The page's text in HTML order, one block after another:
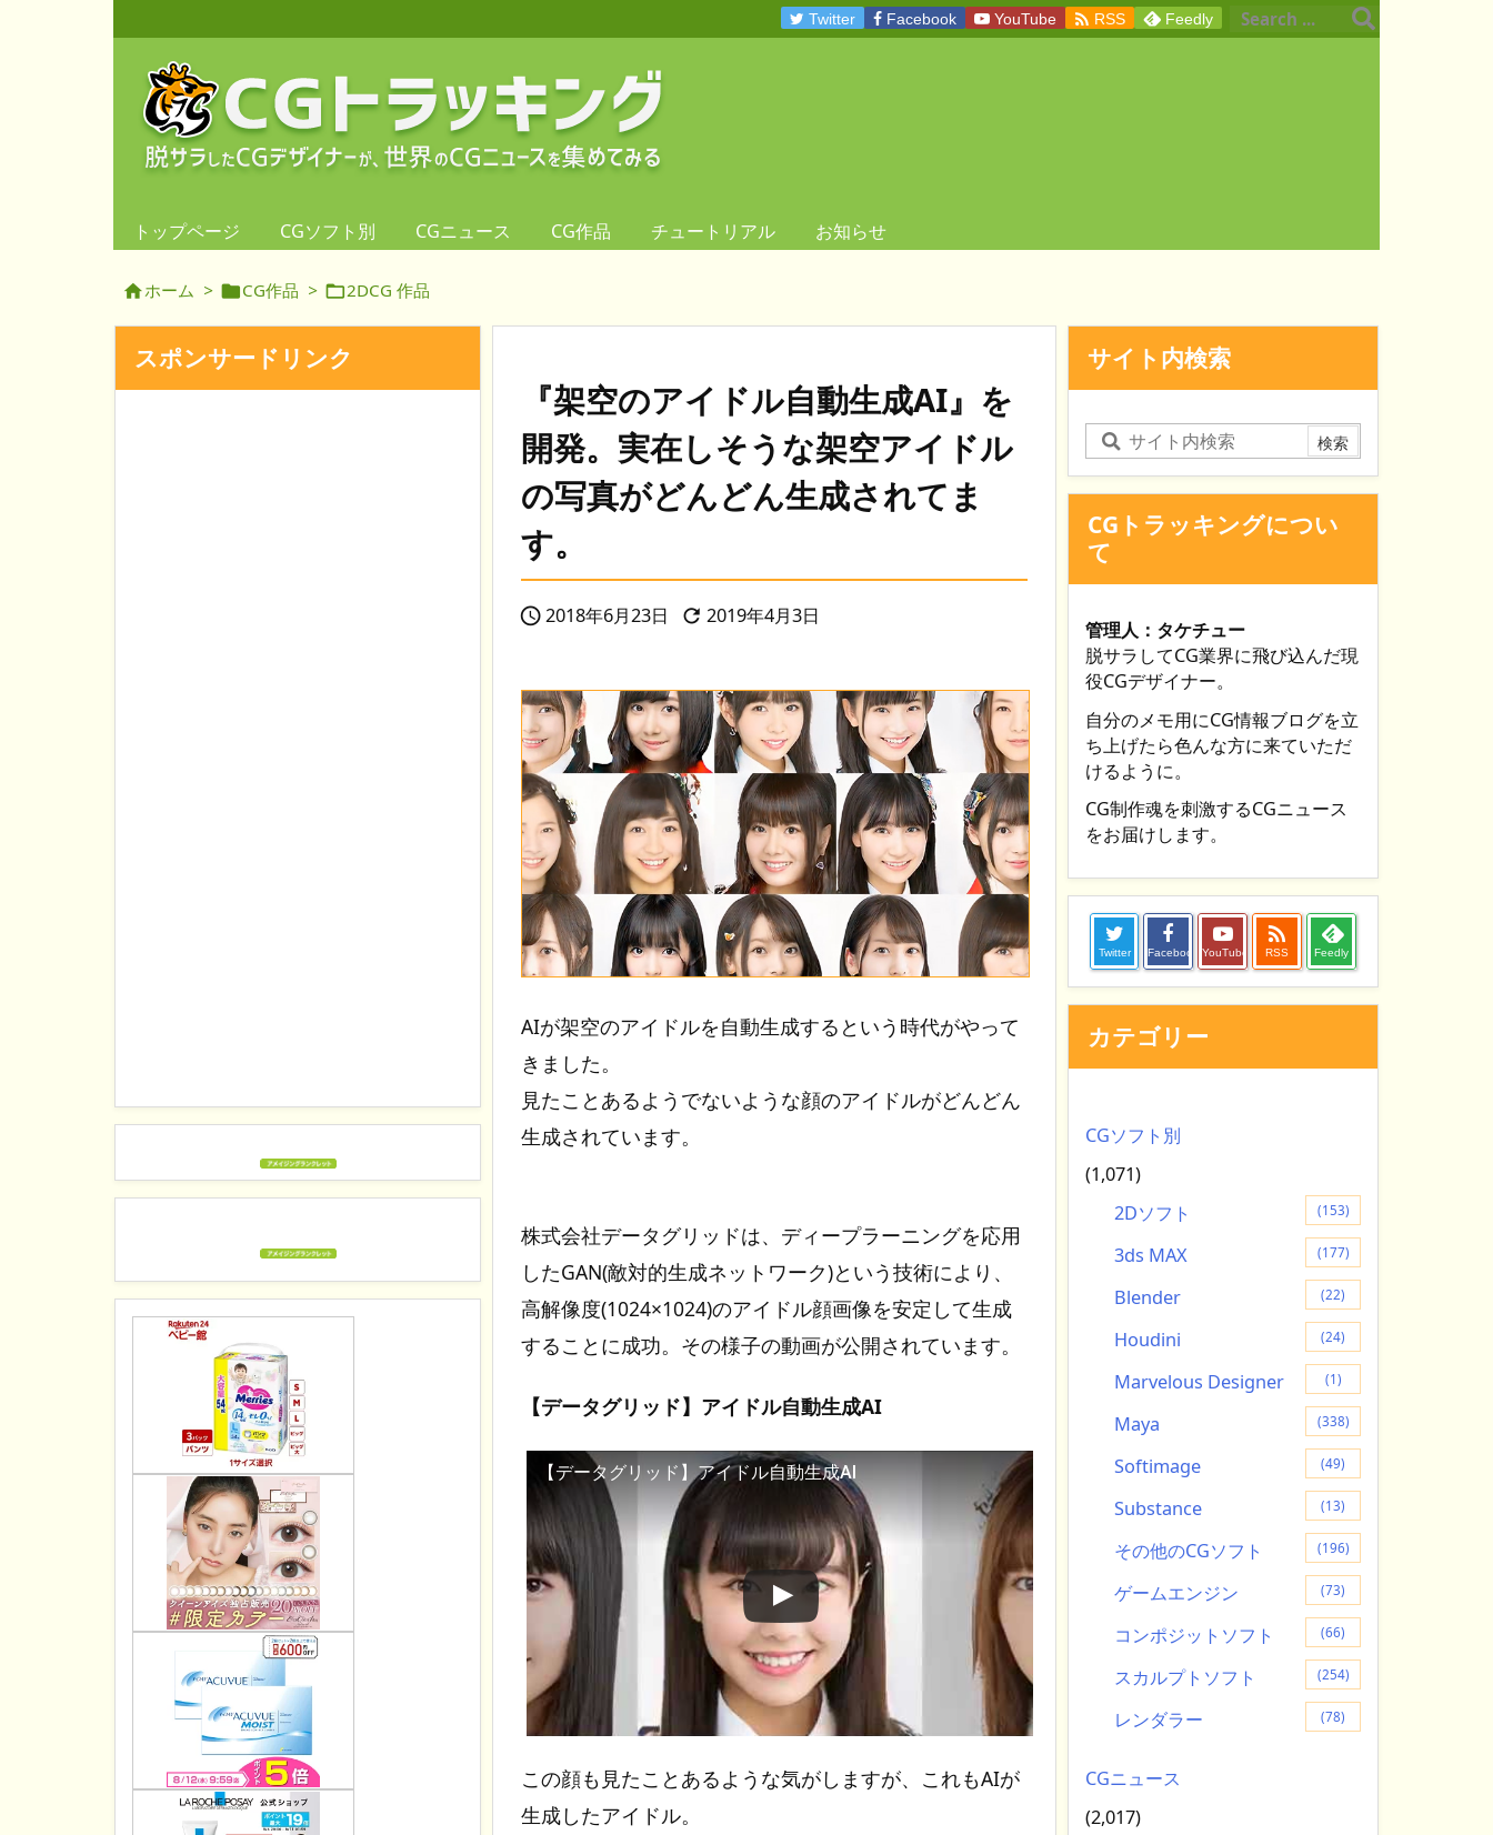
トップページ CGソフト別 CGニュース CG作品 チュートリアル お知らせ
Twitter Facebook YouTube  RSS Feedly
ホーム > CG作品 > 2DCG 作品
『架空のアイドル自動生成AI』を
開発。実在しそうな架空アイドル
の写真がどんどん生成されてま
す。
2018年6月23日  2019年4月3日
AIが架空のアイドルを自動生成するという時代がやって
きました。
見たことあるようでないような顔のアイドルがどんどん
生成されています。
株式会社データグリッドは、ディープラーニングを応用
したGAN(敵対的生成ネットワーク)という技術により、
高解像度(1024×1024)のアイドル顔画像を安定して生成
することに成功。その様子の動画が公開されています。
【データグリッド】アイドル自動生成AI
【データグリッド】アイドル自動生成AI
この動画を YouTube で視聴
この顔も見たことあるような気がしますが、これもAIが
生成したアイドル。
スポンサードリンク サイト内検索
CGトラッキングについ
て
管理人：タケチュー
脱サラしてCG業界に飛び込んだ現
役CGデザイナー。
自分のメモ用にCG情報ブログを立
ち上げたら色んな方に来ていただ
けるように。
CG制作魂を刺激するCGニュース
をお届けします。
Twitter Facebook YouTube

RSS Feedly
カテゴリー
CGソフト別
(1,071)
2Dソフト
(153)
3ds MAX (177)
Blender (22)
Houdini (24)
Marvelous Designer (1)
Maya (338)
Softimage (49)
Substance (13)
その他のCGソフト (196)
ゲームエンジン (73)
コンポジットソフト (66)
スカルプトソフト (254)
レンダラー (78)
CGニュース
(2,017)